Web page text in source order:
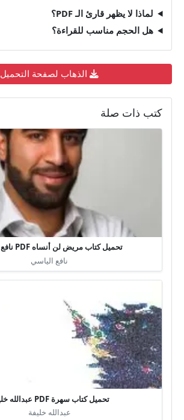
لماذا لا يظهر قارئ الـ PDF؟
هل الحجم مناسب للقراءة؟
الذهاب لصفحة التحميل
كتب ذات صلة
تحميل كتاب مريض لن أنساه PDF نافع الياسي
نافع الياسي
تحميل كتاب سهرة PDF عبدالله خليفة
عبدالله خليفة